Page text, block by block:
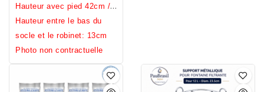
Hauteur avec pied 42cm /
Hauteur sans pied 31cm /
Diamètre 23cm / Poids
7,2kg
Hauteur entre le bas du
socle et le robinet: 13cm
Photo non contractuelle